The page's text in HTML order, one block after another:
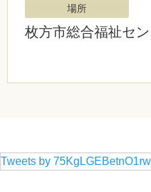
場所
枚方市総合福祉セ
Tweets by 75KgLGEBetnO1rw